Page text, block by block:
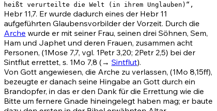
heißt verurteilte die Welt (in ihrem Unglauben)“,
Hebr 11,7. Er wurde dadurch eines der Hebr 11
aufgeführten Glaubensvorbilder der Vorzeit. Durch die
Arche wurde er mit seiner Frau, seinen drei Söhnen, Sem,
Ham und Japhet und deren Frauen, zusammen acht
Personen, (1Mose 7,7, vgl. 1Petr 3,20; 2Petr 2,5) bei der
Sintflut errettet, s. 1Mo 7,8 (→ Sintflut).
Von Gott angewiesen, die Arche zu verlassen, (1Mo 8,15ff),
bezeugte er danach seine Hingabe an Gott durch ein
Brandopfer, in das er den Dank für die Errettung wie die
Bitte um fernere Gnade hineingelegt haben mag; er baute